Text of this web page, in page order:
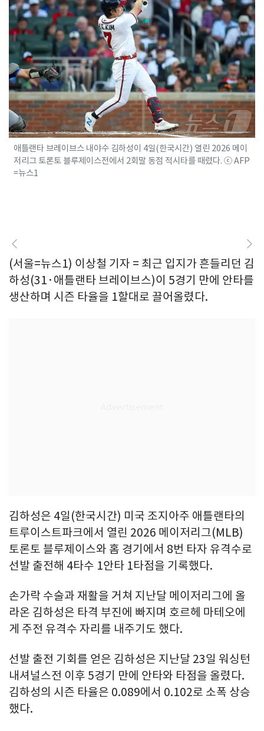
애틀랜타 브레이브스 내야수 김하성이 4일(한국시간) 열린 2026 메이
저리그 토론토 블루제이스전에서 2회말 동점 적시타를 때렸다. ⓒ AFP
=뉴스1
(서울=뉴스1) 이상철 기자 = 최근 입지가 흔들리던 김
하성(31·애틀랜타 브레이브스)이 5경기 만에 안타를
생산하며 시즌 타율을 1할대로 끌어올렸다.
김하성은 4일(한국시간) 미국 조지아주 애틀랜타의
트루이스트파크에서 열린 2026 메이저리그(MLB)
토론토 블루제이스와 홈 경기에서 8번 타자 유격수로
선발 출전해 4타수 1안타 1타점을 기록했다.
손가락 수술과 재활을 거쳐 지난달 메이저리그에 올
라온 김하성은 타격 부진에 빠지며 호르헤 마테오에
게 주전 유격수 자리를 내주기도 했다.
선발 출전 기회를 얻은 김하성은 지난달 23일 워싱턴
내셔널스전 이후 5경기 만에 안타와 타점을 올렸다.
김하성의 시즌 타율은 0.089에서 0.102로 소폭 상승
했다.